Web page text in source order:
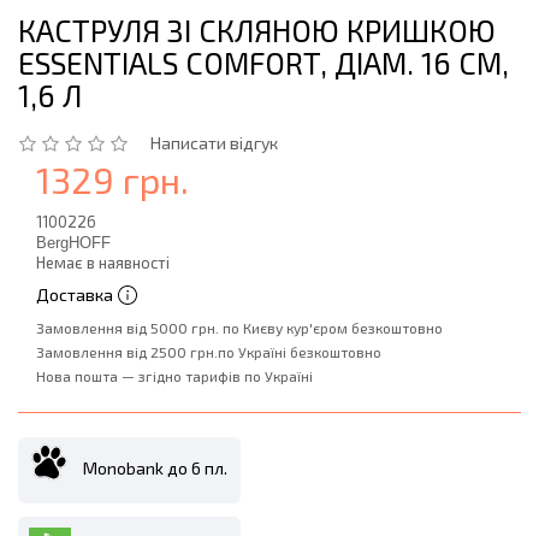
КАСТРУЛЯ ЗІ СКЛЯНОЮ КРИШКОЮ
ESSENTIALS COMFORT, ДІАМ. 16 СМ,
1,6 Л
Написати відгук
1329 грн.
1100226
BergHOFF
Немає в наявності
Доставка
Замовлення від 5000 грн. по Києву кур'єром безкоштовно
Замовлення від 2500 грн.по Україні безкоштовно
Нова пошта — згідно тарифів по Україні
Monobank до 6 пл.